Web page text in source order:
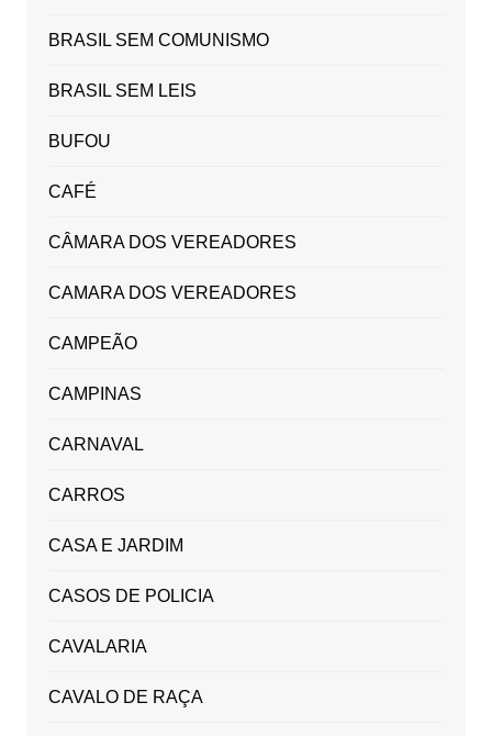
BRASIL SEM COMUNISMO
BRASIL SEM LEIS
BUFOU
CAFÉ
CÂMARA DOS VEREADORES
CAMARA DOS VEREADORES
CAMPEÃO
CAMPINAS
CARNAVAL
CARROS
CASA E JARDIM
CASOS DE POLICIA
CAVALARIA
CAVALO DE RAÇA